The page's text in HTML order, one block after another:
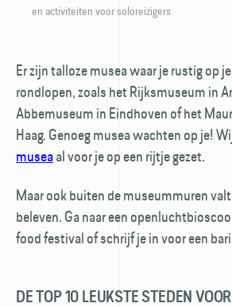
en activiteiten voor soloreizigers
Er zijn talloze musea waar je rustig op
rondlopen, zoals het Rijksmuseum in
Abbemuseum in Eindhoven of het
Haag. Genoeg musea wachten op je!
museaal voor je op een rijtje gezet.
Maar ook buiten de museum­muren
beleven. Ga naar een
food festival of schrijf je in voor een
DE TOP 10 LEUKSTE STEDEN